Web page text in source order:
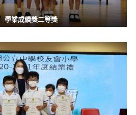
學業成績獎二等獎